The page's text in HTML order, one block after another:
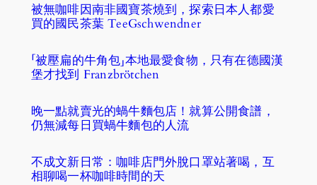
被無咖啡因南非國寶茶燒到，探索日本人都愛
買的國民茶葉 TeeGschwendner
「被壓扁的牛角包」本地最愛食物，只有在德國漢
堡才找到 Franzbrötchen
晚一點就賣光的蝸牛麵包店！就算公開食譜，
仍無減每日買蝸牛麵包的人流
不成文新日常：咖啡店門外脫口罩站著喝，互
相聊喝一杯咖啡時間的天